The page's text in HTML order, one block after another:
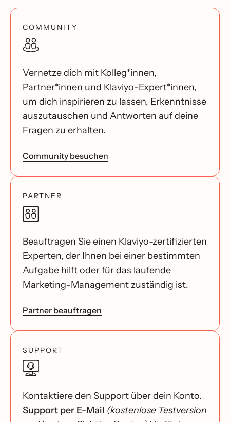
COMMUNITY
Vernetze dich mit Kolleg*innen,
Partner*innen und Klaviyo-Expert*innen,
um dich inspirieren zu lassen, Erkenntnisse
auszutauschen und Antworten auf deine
Fragen zu erhalten.
Community besuchen
PARTNER
Beauftragen Sie einen Klaviyo-zertifizierten
Experten, der Ihnen bei einer bestimmten
Aufgabe hilft oder für das laufende
Marketing-Management zuständig ist.
Partner beauftragen
SUPPORT
Kontaktiere den Support über dein Konto.
Support per E-Mail (kostenlose Testversion